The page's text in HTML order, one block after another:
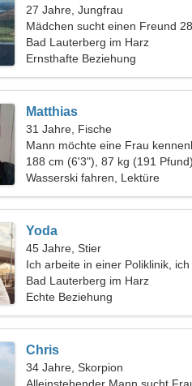
27 Jahre, Jungfrau
Mädchen sucht einen Freund
Bad Lauterberg im Harz
Ernsthafte Beziehung
Matthias
31 Jahre, Fische
Mann möchte eine Frau
188 cm (6'3"), 87 kg (191 Pfund)
Wasserski fahren, Lektüre
Yoda
45 Jahre, Stier
Ich arbeite in einer Poliklinik,
wundervolle Frau
Bad Lauterberg im Harz
Echte Beziehung
Chris
34 Jahre, Skorpion